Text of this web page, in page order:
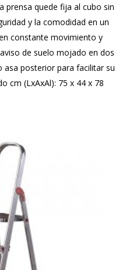
prensa quede fija al cubo sin
y la comodidad en un
constante movimiento y
de suelo mojado en dos
asa posterior para facilitar su
cm (LxAxAl): 75 x 44 x 78